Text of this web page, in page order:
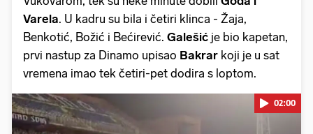
Varela. U kadru su bila i četiri klinca - Žaja,
Benkotić, Božić i Bećirević. Galešić je bio kapetan,
prvi nastup za Dinamo upisao Bakrar koji je u sat
vremena imao tek četiri-pet dodira s loptom.
02:00